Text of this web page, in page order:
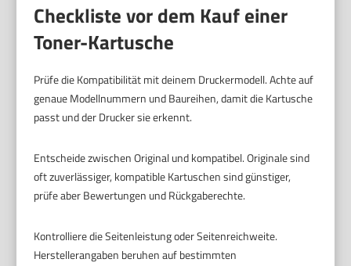
Checkliste vor dem Kauf einer
Toner-Kartusche
Prüfe die Kompatibilität mit deinem Druckermodell. Achte auf
genaue Modellnummern und Baureihen, damit die Kartusche
passt und der Drucker sie erkennt.
Entscheide zwischen Original und kompatibel. Originale sind
oft zuverlässiger, kompatible Kartuschen sind günstiger,
prüfe aber Bewertungen und Rückgaberechte.
Kontrolliere die Seitenleistung oder Seitenreichweite.
Herstellerangaben beruhen auf bestimmten